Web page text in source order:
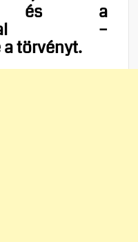
és a
–
törvényt.